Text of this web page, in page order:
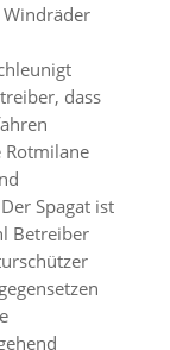
dass
Rotmilane
Spagat ist
Betreiber